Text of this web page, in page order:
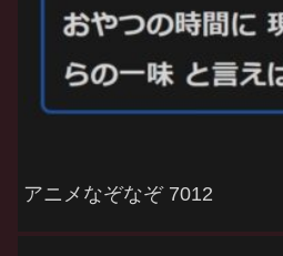
アニメなぞなぞ 7012